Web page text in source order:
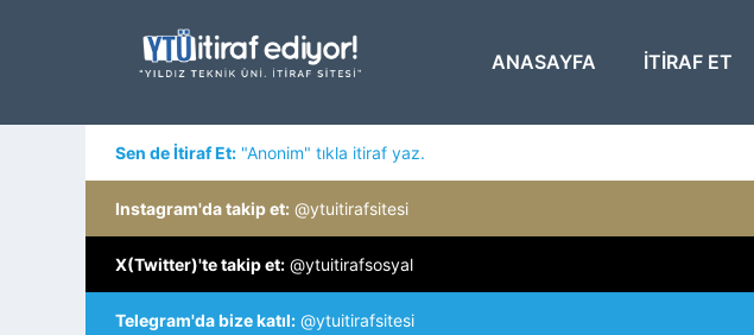
ANASAYFA ITIRAF ET
Sen de İtiraf Et: "Anonim" tıkla itiraf yaz.
Instagram'da takip et: @ytuitirafsitesi
X(Twitter)'te takip et: @ytuitirafsosyal
Telegram'da bize katıl: @ytuitirafsitesi